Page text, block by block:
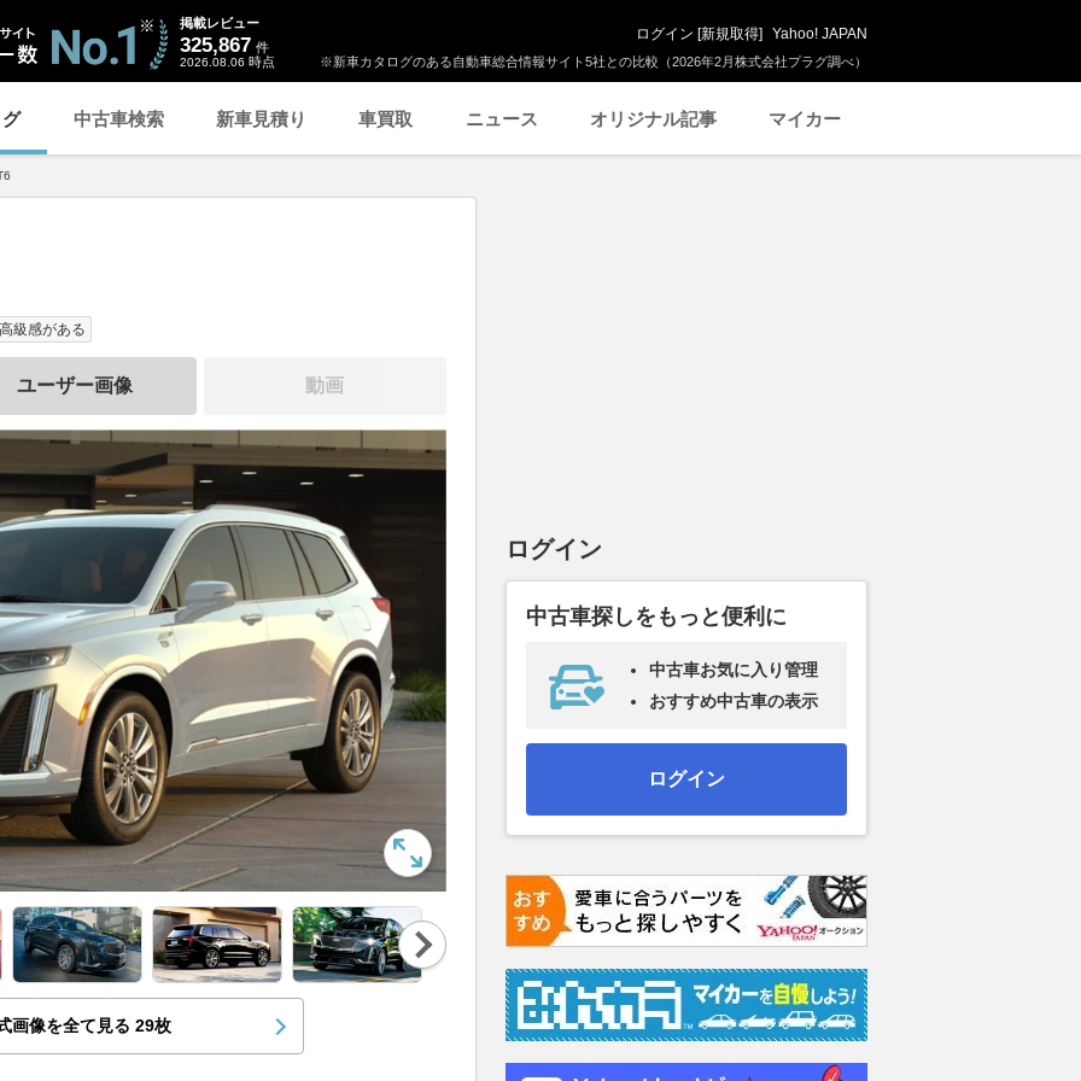
※新車カタログのある自動車総合情報サイト5社との比較（2026年2月株式会社プラグ調べ）
掲載レビュー
325,867 件
2026.08.06 時点
ログイン [新規取得] Yahoo! JAPAN
中古車検索 新車見積り 車買取 ニュース オリジナル記事 マイカー
高級感がある
ユーザー画像 動画
Nex
t
画像を全て見る 29枚
ログイン
中古車探しをもっと便利に
中古車お気に入り管理
おすすめ中古車の表示
ログイン